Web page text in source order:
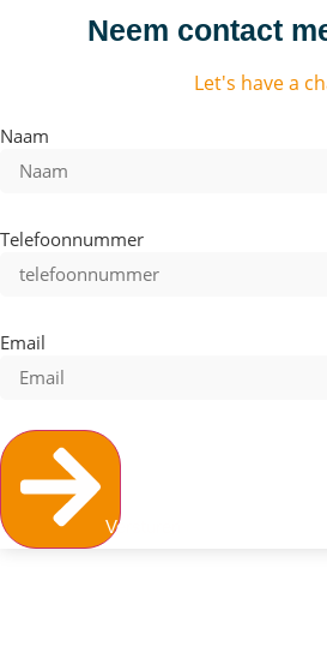
Neem contact
Let's have a
Naam
Telefoonnummer
Email
Versturen